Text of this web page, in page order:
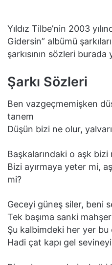
Yıldız Tilbe’nin 2003
Gidersin” albümü
şarkısının sözleri burada
Şarkı Sözleri
Ben vazgeçmemişken
tanem
Düşün bizi ne olur,
Başkalarındaki o aşk
Bizi ayırmaya yeter mi,
mi?
Geceyi güneş siler, beni
Tek başıma sanki
Şu kalbimdeki her yer
Hadi çat kapı gel